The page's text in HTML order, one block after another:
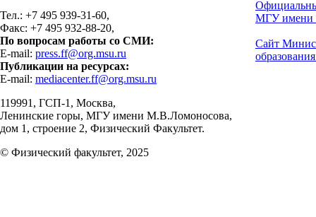
Тел.: +7 495 939-31-60,
Факс: +7 495 932-88-20,
По вопросам работы со СМИ:
E-mail: press.ff@org.msu.ru
Публикации на ресурсах:
E-mail: mediacenter.ff@org.msu.ru
119991, ГСП-1, Москва,
Ленинские горы, МГУ имени М.В.Ломоносова,
дом 1, строение 2, Физический Факультет.
© Физический факультет, 2025
МГУ имени
Сайт